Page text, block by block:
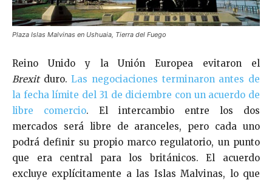
Plaza Islas Malvinas en Ushuaia, Tierra del Fuego
Reino Unido y la Unión Europea evitaron el
Brexit duro.Las negociaciones terminaron antes de
la fecha límite del 31 de diciembre con un acuerdo de
libre comercio. El intercambio entre los dos
mercados será libre de aranceles, pero cada uno
podrá definir su propio marco regulatorio, un punto
que era central para los británicos. El acuerdo
excluye explícitamente a las Islas Malvinas, lo que